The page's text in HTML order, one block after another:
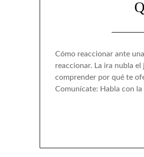
Cómo reaccionar ante
reaccionar. La ira nubla
comprender por qué te
Comunícate: Habla con